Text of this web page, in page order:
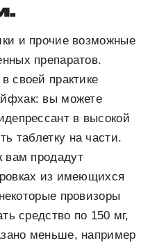
и прочие возможные
препаратов.
своей практике
вы можете
в высокой
таблетку на части.
вам продадут
из имеющихся
провизоры
средство по 150 мг,
меньше, например